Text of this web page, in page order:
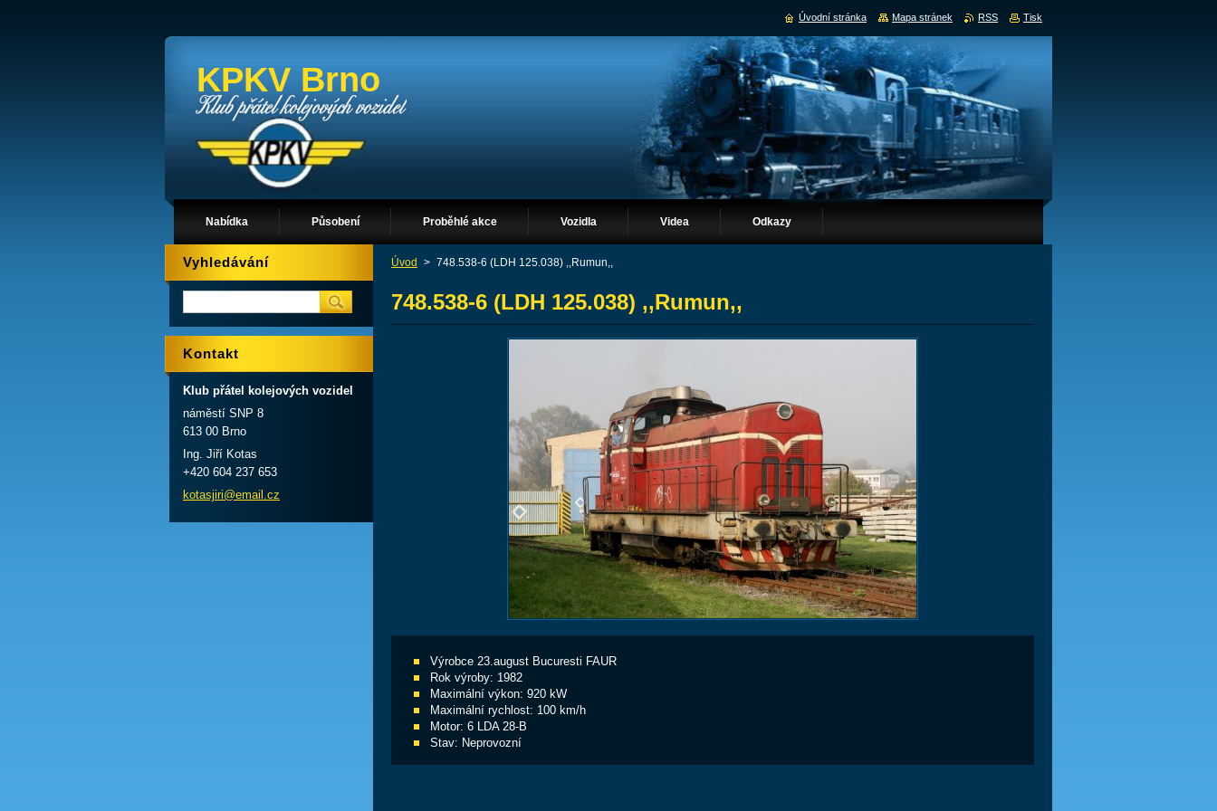
KPKV Brno
Nabídka Působení Proběhlé akce Vozidla Videa Odkazy
Úvod > 748.538-6 (LDH 125.038) ,,Rumun,,
748.538-6 (LDH 125.038) ,,Rumun,,
Výrobce 23.august Bucuresti FAUR
Rok výroby: 1982
Maximální výkon: 920 kW
Maximální rychlost: 100 km/h
Motor: 6 LDA 28-B
Stav: Neprovozní
Vyhledávání
Kontakt
Klub přátel kolejových vozidel
náměstí SNP 8
613 00 Brno
Ing. Jiří Kotas
+420 604 237 653
kotasjiri@email.cz
Úvodní stránka Mapa stránek RSS Tisk